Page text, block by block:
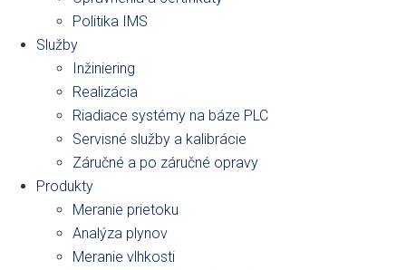
Politika IMS
Služby
Inžiniering
Realizácia
Riadiace systémy na báze PLC
Servisné služby a kalibrácie
Záručné a po záručné opravy
Produkty
Meranie prietoku
Analýza plynov
Meranie vlhkosti